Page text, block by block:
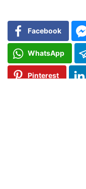
Facebook
WhatsApp
Pinterest